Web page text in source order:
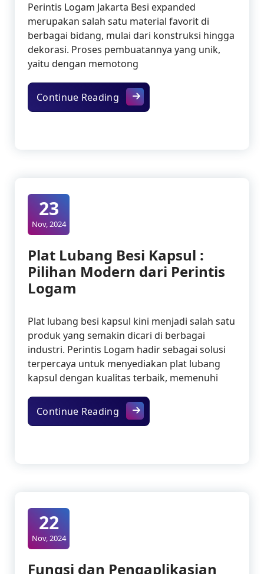
Perintis Logam Jakarta Besi expanded
merupakan salah satu material favorit di
berbagai bidang, mulai dari konstruksi hingga
dekorasi. Proses pembuatannya yang unik,
yaitu dengan memotong
Continue ReadingBesi Expanded : Material
23
Nov, 2024
Plat Lubang Besi Kapsul :
Pilihan Modern dari Perintis
Logam
Plat lubang besi kapsul kini menjadi salah satu
produk yang semakin dicari di berbagai
industri. Perintis Logam hadir sebagai solusi
terpercaya untuk menyediakan plat lubang
kapsul dengan kualitas terbaik, memenuhi
Continue ReadingPlat Lubang Besi Kapsul :
22
Nov, 2024
Fungsi dan Pengaplikasian